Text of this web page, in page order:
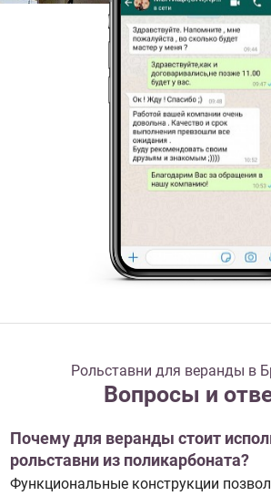
Рольставни для веранды в
Вопросы и
Почему для веранды стоит
рольставни из поликарбоната?
Функциональные конструкции